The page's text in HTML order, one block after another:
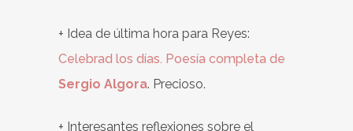
+ Idea de última hora para Reyes:
Celebrad los días. Poesía completa de
Sergio Algora. Precioso.
+ Interesantes reflexiones sobre el